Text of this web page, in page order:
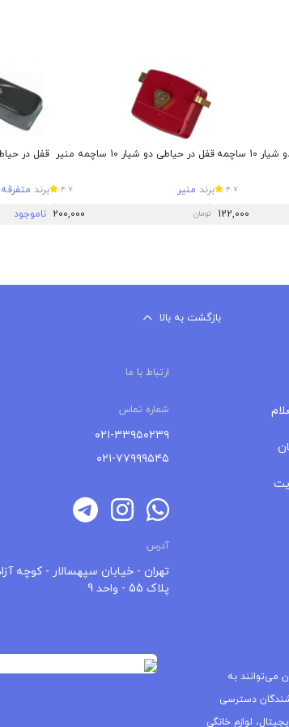
سیلندر قفل 7 سانت دو شیار 10 ساچمه
4.7
122,000
قفل در حیاطی دو شیار 10 ساچمه منیر
برند منیر 4.7
تومان 200,000
قفل در
برند متفرقه
ناموجود
بازگشت به بالا
ارتباط با ما
شماره تماس
۰۲۱-۳۳۹۵۰۲۳۹
۰۲۱-۷۷۹۹۹۵۴۵
آدرس
تهران - خیابان سپهسالار - کوچه
پلاک 55 - واحد 9
می‌توانند به
دسترسی
لوازم خانگی